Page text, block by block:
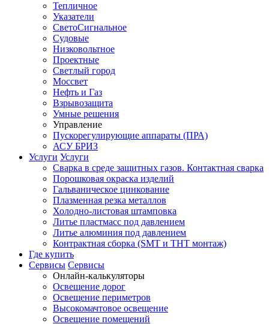
Тепличное
Указатели
СветоСигнальное
Судовые
Низковольтное
Проектные
Светлый город
Моссвет
Нефть и Газ
Взрывозащита
Умные решения
Управление
Пускорегулирующие аппараты (ПРА)
АСУ БРИЗ
Услуги Услуги
Сварка в среде защитных газов. Контактная сварка
Порошковая окраска изделий
Гальваническое цинкование
Плазменная резка металлов
Холодно-листовая штамповка
Литье пластмасс под давлением
Литье алюминия под давлением
Контрактная сборка (SMT и THT монтаж)
Где купить
Сервисы Сервисы
Онлайн-калькуляторы
Освещение дорог
Освещение периметров
Высокомачтовое освещение
Освещение помещений